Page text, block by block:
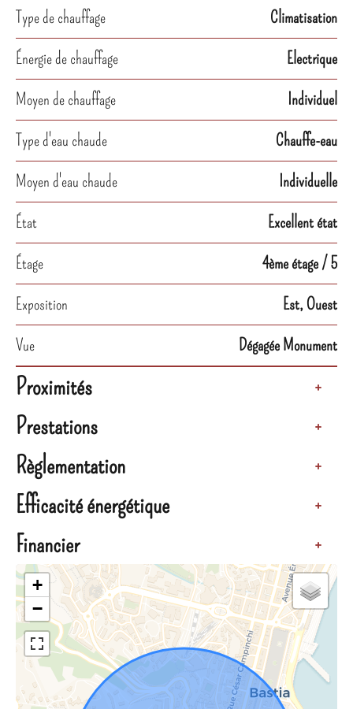
Type de chauffage
Climatisation
Énergie de chauffage
Electrique
Moyen de chauffage
Individuel
Type d'eau chaude
Chauffe-eau
Moyen d'eau chaude
Individuelle
État
Excellent état
Étage
4ème étage / 5
Exposition
Est, Ouest
Vue
Dégagée Monument
Proximités +
Prestations +
Règlementation +
Efficacité énergétique +
Financier +
+
−